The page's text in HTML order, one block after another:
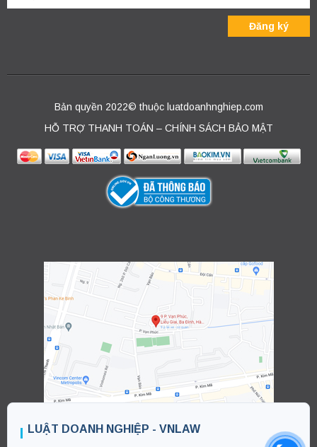
Bản quyền 2022© thuộc luatdoanhnghiep.com
HỖ TRỢ THANH TOÁN – CHÍNH SÁCH BẢO MẬT
LUẬT DOANH NGHIỆP - VNLAW